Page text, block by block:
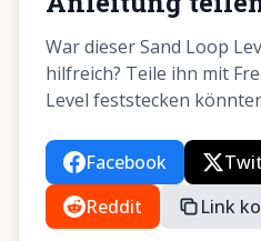
War dieser Sand Loop
hilfreich? Teile ihn mit
Level feststecken
Facebook
Reddit
Link